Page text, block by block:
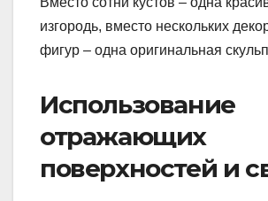
изгородь, вместо нескольких
фигур – одна оригинальная
Использование
отражающих
поверхностей и